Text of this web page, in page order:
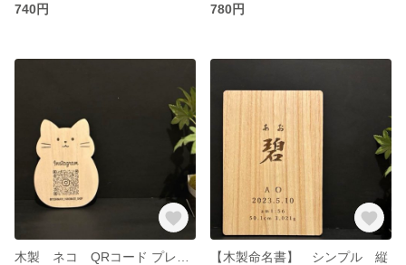
740円
780円
【木製命名書】 シンプル 縦